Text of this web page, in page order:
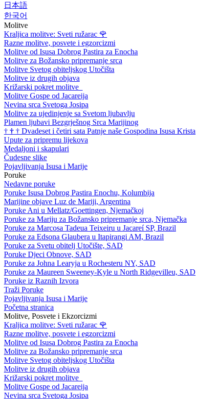
日本語
한국어
Molitve
Kraljica molitve: Sveti ružarac 🌹
Razne molitve, posvete i egzorcizmi
Molitve od Isusa Dobrog Pastira za Enocha
Molitve za Božansko pripremanje srca
Molitve Svetog obiteljskog Utočišta
Molitve iz drugih objava
Križarski pokret molitve
Molitve Gospe od Jacareija
Nevina srca Svetoga Josipa
Molitve za ujedinjenje sa Svetom ljubavlju
Plamen ljubavi Bezgrješnog Srca Marijinog
† † † Dvadeset i četiri sata Patnje naše Gospodina Isusa Krista
Upute za pripremu lijekova
Medaljoni i skapulari
Čudesne slike
Pojavljivanja Isusa i Marije
Poruke
Nedavne poruke
Poruke Isusa Dobrog Pastira Enochu, Kolumbija
Marijine objave Luz de Mariji, Argentina
Poruke Ani u Mellatz/Goettingen, Njemačkoj
Poruke za Mariju za Božansko pripremanje srca, Njemačka
Poruke za Marcosa Tadeua Teixeiru u Jacareí SP, Brazil
Poruke za Edsona Glaubera u Itapirangi AM, Brazil
Poruke za Svetu obitelj Utočište, SAD
Poruke Djeci Obnove, SAD
Poruke za Johna Learyja u Rochesteru NY, SAD
Poruke za Maureen Sweeney-Kyle u North Ridgevilleu, SAD
Poruke iz Raznih Izvora
Traži Poruke
Pojavljivanja Isusa i Marije
Početna stranica
Molitve, Posvete i Ekzorcizmi
Kraljica molitve: Sveti ružarac 🌹
Razne molitve, posvete i egzorcizmi
Molitve od Isusa Dobrog Pastira za Enocha
Molitve za Božansko pripremanje srca
Molitve Svetog obiteljskog Utočišta
Molitve iz drugih objava
Križarski pokret molitve
Molitve Gospe od Jacareija
Nevina srca Svetoga Josipa